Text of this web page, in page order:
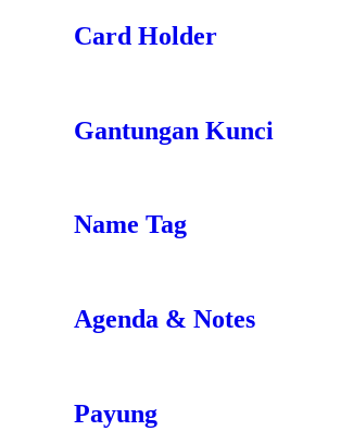
Card Holder
Gantungan Kunci
Name Tag
Agenda & Notes
Payung